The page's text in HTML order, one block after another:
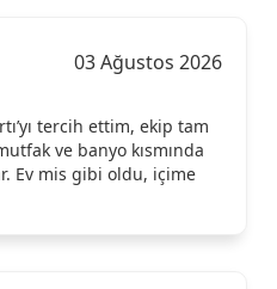
03 Ağustos 2026
tercih ettim, ekip tam
ve banyo kısmında
Ev mis gibi oldu, içime